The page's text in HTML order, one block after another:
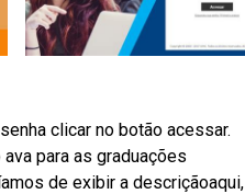
clicar no botão acessar.
para as graduações
de exibir a descriçãoaqui,